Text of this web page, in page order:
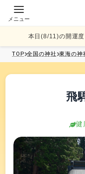
メニュー
本日(8/11)の開運度
TOP 全国の神社 東海の神
飛
健